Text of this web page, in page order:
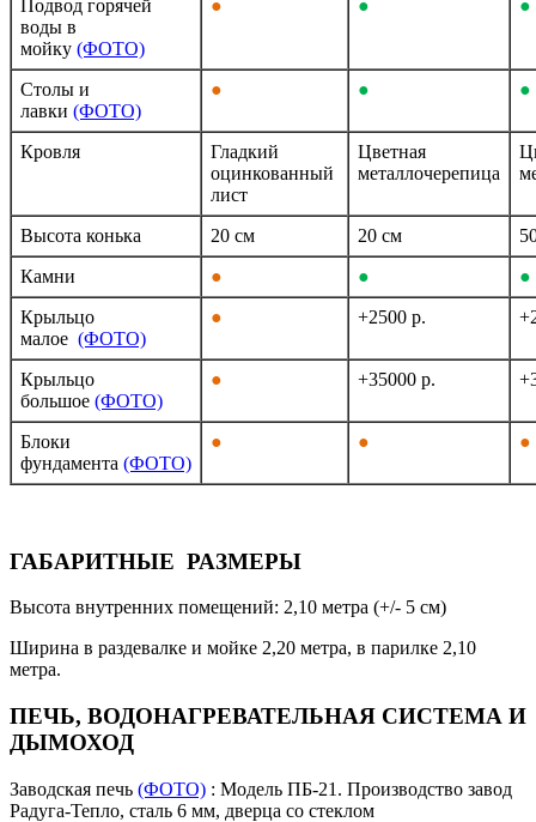
Подвод горячей
воды в
мойку (ФОТО)
● ● ●
Столы и
лавки (ФОТО)
● ● ●
Кровля
Гладкий
оцинкованный
лист
Цветная
металлочерепица
Высота конька 20 см 20 см
Камни
● ●
●
Крыльцо
малое (ФОТО)
● +2500 р.
Крыльцо
большое (ФОТО)
● +35000 р.
Блоки
фундамента (ФОТО)
● ● ●
ГАБАРИТНЫЕ РАЗМЕРЫ
Высота внутренних помещений: 2,10 метра (+/- 5 см)
Ширина в раздевалке и мойке 2,20 метра, в парилке 2,10
метра.
ПЕЧЬ, ВОДОНАГРЕВАТЕЛЬНАЯ СИСТЕМА И
ДЫМОХОД
Заводская печь (ФОТО) : Модель ПБ-21. Производство завод
Радуга-Тепло, сталь 6 мм, дверца со стеклом